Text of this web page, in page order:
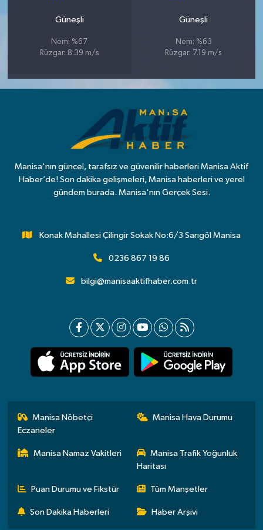
Güneşli
Nem: %67
Rüzgar: 8.39 m/s
Güneşli
Nem: %63
Rüzgar: 7.19 m/s
Manisa'nın güncel, tarafsız ve güvenilir haberleri Manisa Aktif
Haber’de! Son dakika gelişmeleri, Manisa haberleri ve yerel
gündem burada. Manisa'nın Gerçek Sesi.
Konak Mahallesi Çilingir Sokak No:6/3 Sarıgöl Manisa
0236 867 19 86
bilgi@manisaaktifhaber.com.tr
Manisa Nöbetçi
Eczaneler
Manisa Hava Durumu
Manisa Namaz Vakitleri
Manisa Trafik Yoğunluk
Haritası
Puan Durumu ve Fikstür Tüm Manşetler
Son Dakika Haberleri Haber Arşivi